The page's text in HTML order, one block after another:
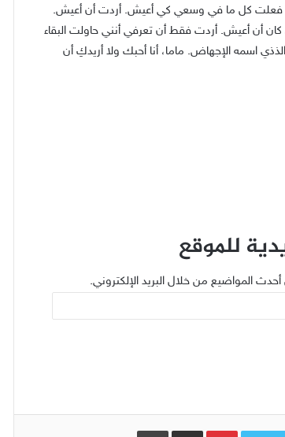
فعلت كل ما في وسعي كي أعيش. أردت أن أعيش.
أن أعيش. أردت فقط أن تعرفي أنني حاولت البقاء
اسمه الإجهاض. ماما، أنا أحبك ولا أريدكِ أن
للموقع
المواضيع من خلال البريد الإلكتروني.
Pinterestمشاركة عبر البريد طباعة